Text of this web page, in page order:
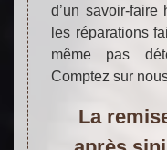
d’un savoir-
les réparations
même pas
Comptez sur
La